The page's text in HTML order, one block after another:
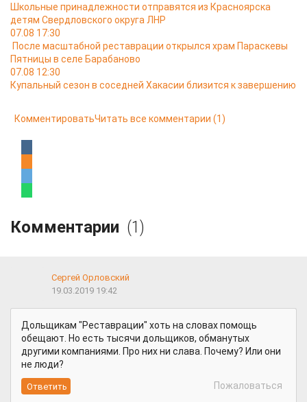
Школьные принадлежности отправятся из Красноярска
детям Свердловского округа ЛНР
07.08 17:30
После масштабной реставрации открылся храм Параскевы
Пятницы в селе Барабаново
07.08 12:30
Купальный сезон в соседней Хакасии близится к завершению
КомментироватьЧитать все комментарии (1)
Комментарии (1)
Сергей Орловский
19.03.2019 19:42
Дольщикам "Реставрации" хоть на словах помощь
обещают. Но есть тысячи дольщиков, обманутых
другими компаниями. Про них ни слава. Почему? Или они
не люди?
Пожаловаться